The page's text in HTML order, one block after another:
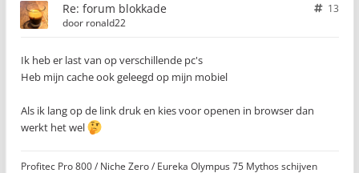
Re: forum blokkade
13
door ronald22
Ik heb er last van op verschillende pc's
Heb mijn cache ook geleegd op mijn mobiel
Als ik lang op de link druk en kies voor openen in browser dan
werkt het wel
Profitec Pro 800 / Niche Zero / Eureka Olympus 75 Mythos schijven